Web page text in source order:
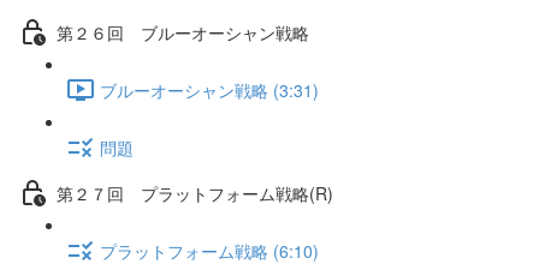
第２６回 ブルーオーシャン戦略
ブルーオーシャン戦略 (3:31)
問題
第２７回 プラットフォーム戦略(R)
プラットフォーム戦略 (6:10)